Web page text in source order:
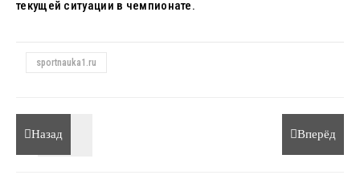
текущей ситуации в чемпионате.
sportnauka1.ru
Назад Вперёд